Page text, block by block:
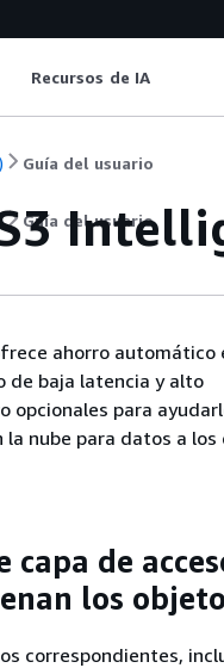
Recursos de IA
Guía del usuario
Guía del usuario
ahorro automático
de baja latencia y alto
opcionales para
nube para datos a los
de
los
correspondientes,